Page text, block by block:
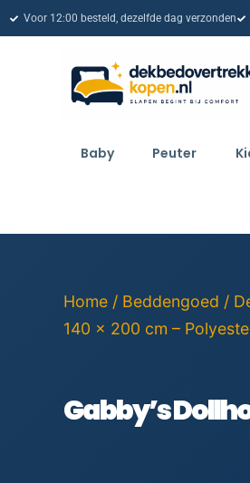
Voor 12:00 besteld, dezelfde dag verzonden
Baby Peuter
Home / Beddengoed /
140 x 200 cm –
Gabby’s